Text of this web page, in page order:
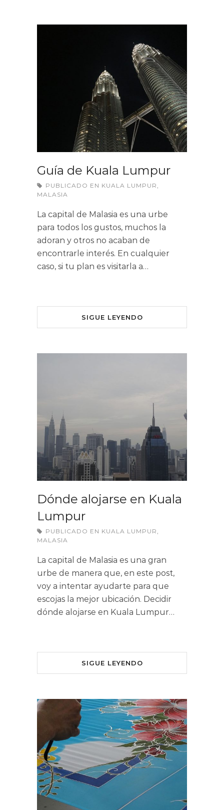
Guía de Kuala Lumpur
PUBLICADO EN KUALA LUMPUR
MALASIA
La capital de Malasia es una urbe
para todos los gustos, muchos la
adoran y otros no acaban de
encontrarle interés. En cualquier
caso, si tu plan es visitarla a…
SIGUE LEYENDO
Dónde alojarse en Kuala
Lumpur
PUBLICADO EN KUALA LUMPUR ,
MALASIA
La capital de Malasia es una gran
urbe de manera que, en este post,
voy a intentar ayudarte para que
escojas la mejor ubicación. Decidir
dónde alojarse en Kuala Lumpur…
SIGUE LEYENDO